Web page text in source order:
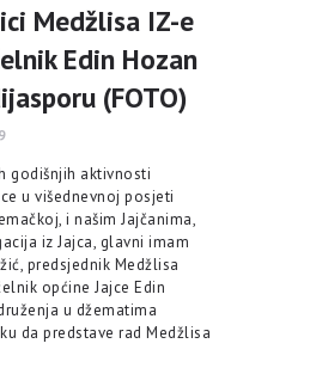
Medžlisa IZ-e
Edin Hozan
(FOTO)
godišnjih aktivnosti
u višednevnoj posjeti
i našim Jajčanima,
iz Jajca, glavni imam
predsjednik Medžlisa
općine Jajce Edin
u džematima
da predstave rad Medžlisa